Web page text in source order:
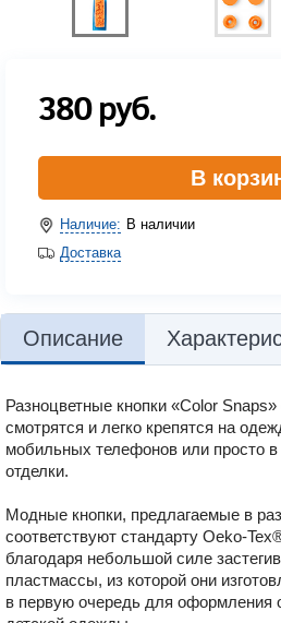
380руб.
В
Наличие: В наличии
Доставка
Описание
Разноцветные кнопки «Color
смотрятся и легко крепятся на
мобильных телефонов или просто в
отделки.
Модные кнопки, предлагаемые в
соответствуют стандарту Oeko-
благодаря небольшой силе
пластмассы, из которой они
в первую очередь для